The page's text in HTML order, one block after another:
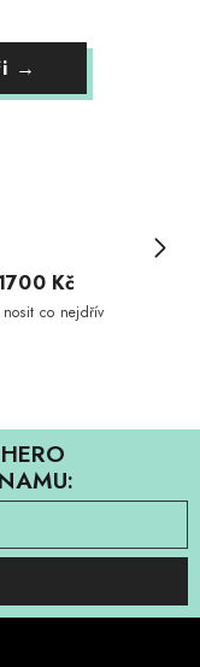
→
Kč
co nejdřív